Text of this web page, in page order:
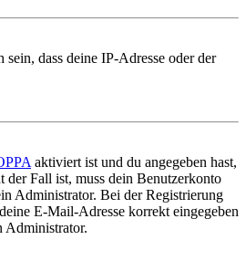
dass deine IP-Adresse oder der
aktiviert ist und du angegeben hast,
der Fall ist, muss dein Benutzerkonto
Administrator. Bei der Registrierung
E-Mail-Adresse korrekt eingegeben
Administrator.